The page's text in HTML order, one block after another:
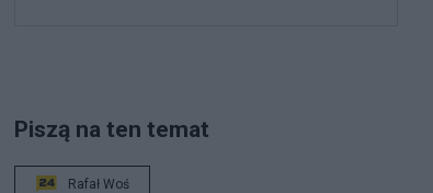
Piszą na ten temat
Rafał Woś